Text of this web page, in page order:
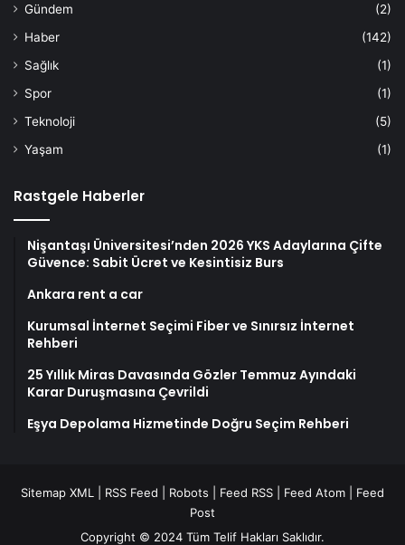
Gündem
(2)
Haber
(142)
Sağlık
(1)
Spor
(1)
Teknoloji
(5)
Yaşam
(1)
Rastgele Haberler
Nişantaşı Üniversitesi’nden 2026 YKS Adaylarına Çifte
Güvence: Sabit Ücret ve Kesintisiz Burs
Ankara rent a car
Kurumsal İnternet Seçimi Fiber ve Sınırsız İnternet
Rehberi
25 Yıllık Miras Davasında Gözler Temmuz Ayındaki
Karar Duruşmasına Çevrildi
Eşya Depolama Hizmetinde Doğru Seçim Rehberi
Sitemap XML RSS Feed Robots Feed RSS Feed Atom
Feed
Post
Copyright © 2024 Tüm Telif Hakları Saklıdır.